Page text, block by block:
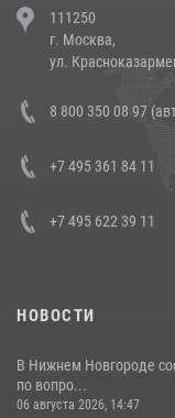
напавших на бригаду
14 июля 2026, 12:20
В Росгвардии прошла
боевого опыта
111250
г. Москва,
ул.
8 800 350 08 97
+7 495 361 84 11
+7 495 622 39 11
НОВОСТИ
В Нижнем Новгороде
по вопро...
06 августа 2026, 14:47